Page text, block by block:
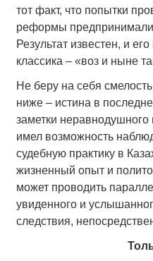
тот факт, что попытки
реформы
Результат известен, и
классика – «воз и ныне
Не беру на себя
ниже – истина в
заметки
имел возможность
судебную практику в
жизненный опыт и
может проводить
увиденного и
следствия,